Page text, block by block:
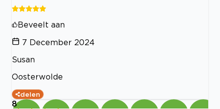
Beveelt aan
7 December 2024
Susan
Oosterwolde
delen
8